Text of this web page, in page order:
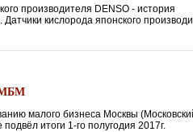
производителя DENSO - история
Датчики кислорода японского
малого бизнеса Москвы
итоги 1-го полугодия 2017г.